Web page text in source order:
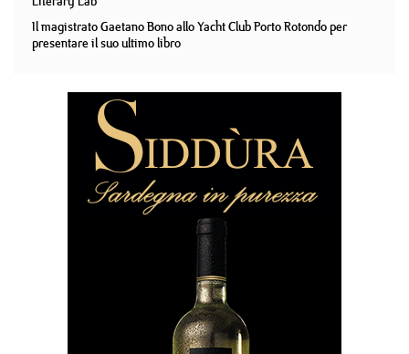
Il magistrato Gaetano Bono allo Yacht Club Porto Rotondo per
presentare il suo ultimo libro